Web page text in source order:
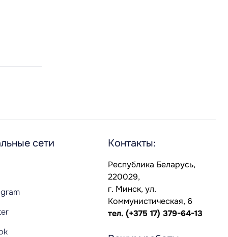
сети Контакты:
Республика Беларусь,
220029,
г. Минск, ул.
Коммунистическая, 6
тел. (+375 17) 379-64-13